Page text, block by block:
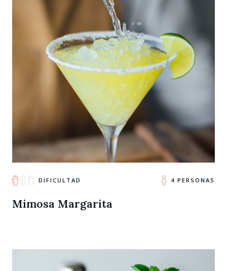
DIFICULTAD 4 PERSONAS
Mimosa Margarita